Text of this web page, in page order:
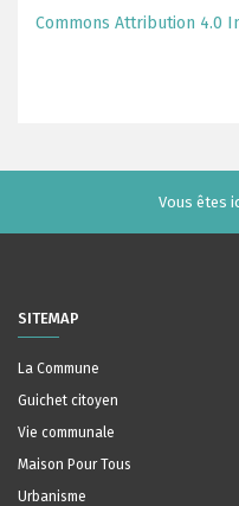
Commons Attribution 4.0
Vous êtes
SITEMAP
La Commune
Guichet citoyen
Vie communale
Maison Pour Tous
Urbanisme